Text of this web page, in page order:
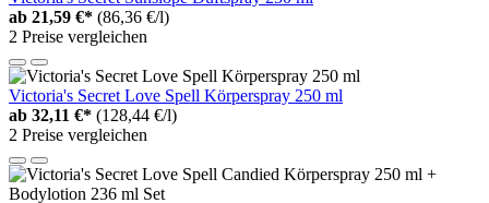
ab 21,59 €* (86,36 €/l)
2 Preise vergleichen
Victoria's Secret Love Spell Körperspray 250 ml
ab 32,11 €* (128,44 €/l)
2 Preise vergleichen